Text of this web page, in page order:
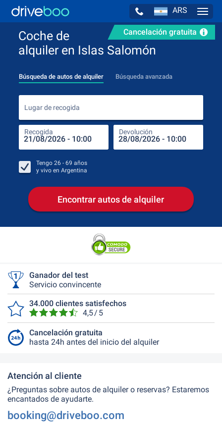
ARS
Cancelación gratuita
Coche de
alquiler en Islas Salomón
Búsqueda de autos de alquiler Búsqueda avanzada
Lugar de recogida
Recogida Devolución
Tengo 26 - 69 años
y vivo en Argentina
Encontrar autos de alquiler
Ganador del test
Servicio convincente
34.000 clientes satisfechos
4,5 / 5
Cancelación gratuita
hasta 24h antes del inicio del alquiler
Atención al cliente
¿Preguntas sobre autos de alquiler o reservas? Estaremos
encantados de ayudarte.
booking@driveboo.com